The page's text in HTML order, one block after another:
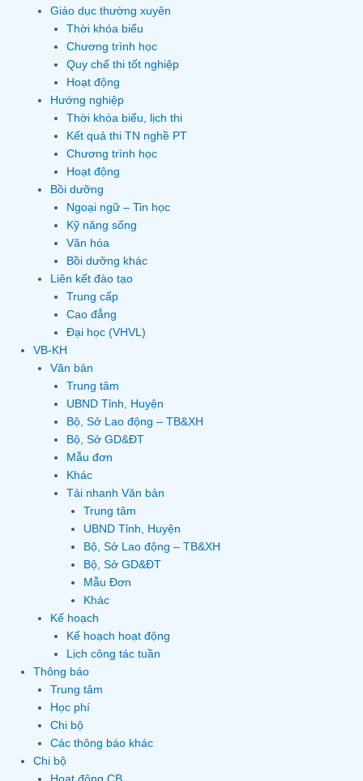
Giáo dục thường xuyên
Thời khóa biểu
Chương trình học
Quy chế thi tốt nghiệp
Hoạt động
Hướng nghiệp
Thời khóa biểu, lịch thi
Kết quả thi TN nghề PT
Chương trình học
Hoạt động
Bồi dưỡng
Ngoại ngữ – Tin học
Kỹ năng sống
Văn hóa
Bồi dưỡng khác
Liên kết đào tạo
Trung cấp
Cao đẳng
Đại học (VHVL)
VB-KH
Văn bản
Trung tâm
UBND Tỉnh, Huyện
Bộ, Sở Lao động – TB&XH
Bộ, Sở GD&ĐT
Mẫu đơn
Khác
Tải nhanh Văn bản
Trung tâm
UBND Tỉnh, Huyện
Bộ, Sở Lao động – TB&XH
Bộ, Sở GD&ĐT
Mẫu Đơn
Khác
Kế hoạch
Kế hoạch hoạt động
Lịch công tác tuần
Thông báo
Trung tâm
Học phí
Chi bộ
Các thông báo khác
Chi bộ